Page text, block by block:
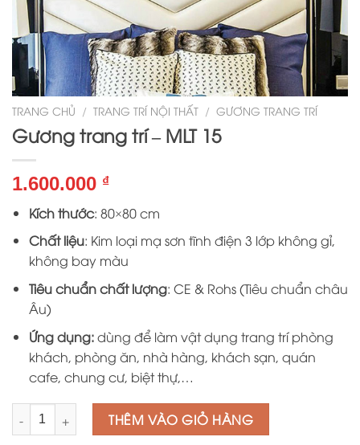
TRANG CHỦ / TRANG TRÍ NỘI THẤT / GƯƠNG TRANG TRÍ
Gương trang trí – MLT 15
1.600.000 ₫
Kích thước: 80×80 cm
Chất liệu: Kim loại mạ sơn tĩnh điện 3 lớp không gỉ,
không bay màu
Tiêu chuẩn chất lượng: CE & Rohs (Tiêu chuẩn châu
Âu)
Ứng dụng:dùng để làm vật dụng trang trí phòng
khách, phòng ăn, nhà hàng, khách sạn, quán
cafe, chung cư, biệt thự,…
Số lượng THÊM VÀO GIỎ HÀNG